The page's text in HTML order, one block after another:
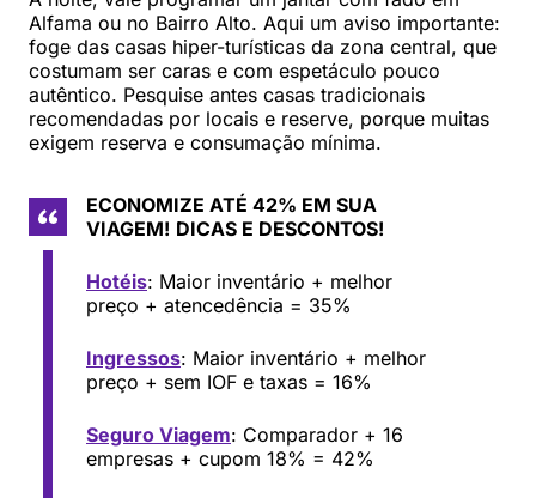
Alfama ou no Bairro Alto. Aqui um aviso importante:
foge das casas hiper-turísticas da zona central, que
costumam ser caras e com espetáculo pouco
autêntico. Pesquise antes casas tradicionais
recomendadas por locais e reserve, porque muitas
exigem reserva e consumação mínima.
ECONOMIZE ATÉ 42% EM SUA
VIAGEM! DICAS E DESCONTOS!
Hotéis: Maior inventário + melhor
preço + atencedência = 35%
Ingressos: Maior inventário + melhor
preço + sem IOF e taxas = 16%
Seguro Viagem: Comparador + 16
empresas + cupom 18% = 42%